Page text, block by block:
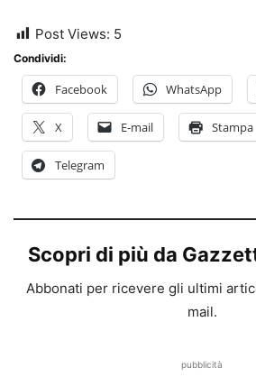
Post Views: 5
Condividi:
Facebook WhatsApp
X E-mail Stampa
Telegram
Scopri di più da
Abbonati per ricevere gli ultimi
mail.
pubblicità